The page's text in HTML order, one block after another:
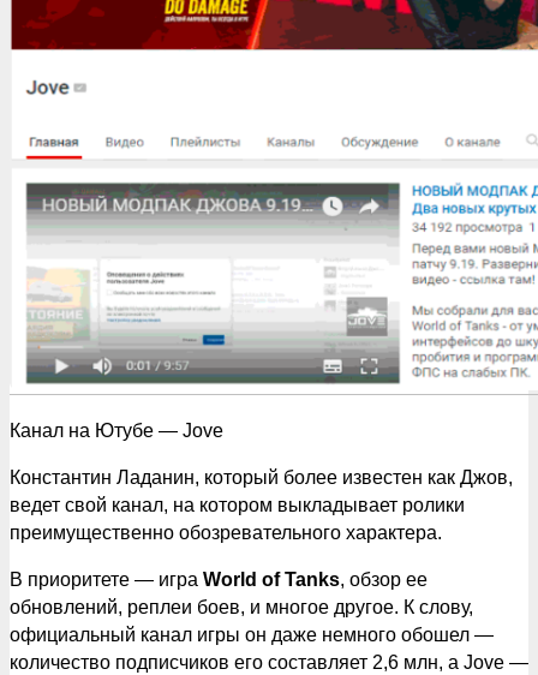
Канал на Ютубе — Jove
Константин Ладанин, который более известен как Джов,
ведет свой канал, на котором выкладывает ролики
преимущественно обозревательного характера.
В приоритете — игра World of Tanks, обзор ее
обновлений, реплеи боев, и многое другое. К слову,
официальный канал игры он даже немного обошел —
количество подписчиков его составляет 2,6 млн, а Jove —